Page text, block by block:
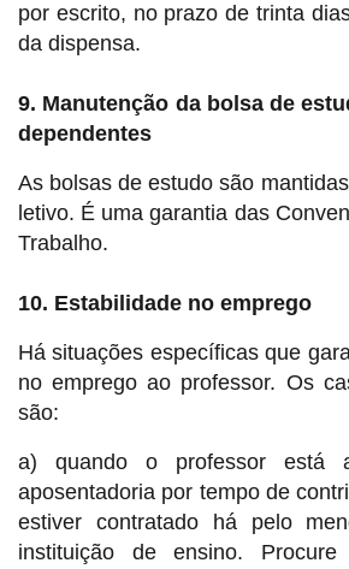
por escrito, no prazo de trinta
da dispensa.
9. Manutenção da bolsa de
dependentes
As bolsas de estudo são
letivo. É uma garantia das
Trabalho.
10. Estabilidade no emprego
Há situações específicas que
no emprego ao professor. Os
são:
a) quando o professor está
aposentadoria por tempo de
estiver contratado há pelo
instituição de ensino. Procure